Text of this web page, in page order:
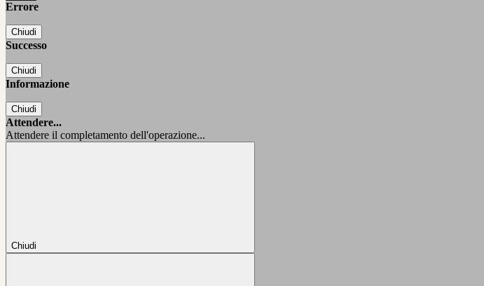
Errore
Chiudi
Successo
Chiudi
Informazione
Chiudi
Attendere...
Attendere il completamento dell'operazione...
Chiudi